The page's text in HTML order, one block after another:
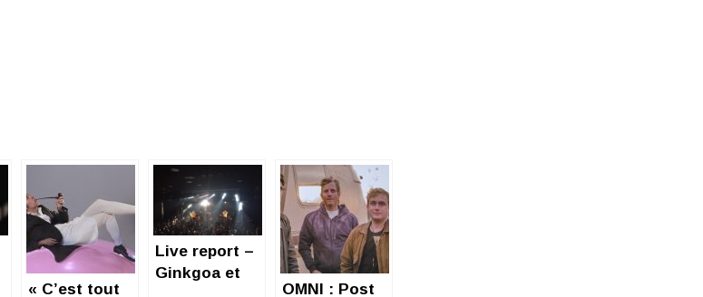
« C’est tout
Live report –
Ginkgoa et
OMNI : Post